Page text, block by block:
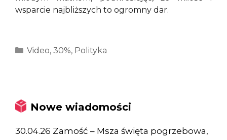
wsparcie najbliższych to ogromny dar.
Kategorie
Video, 30%, Polityka
Nowe wiadomości
30.04.26 Zamość – Msza święta pogrzebowa,